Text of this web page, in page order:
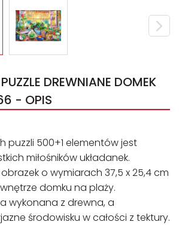
DREWNIANE DOMEK
- OPIS
puzzli 500+1 elementów jest
miłośników układanek.
o wymiarach 37,5 x 25,4 cm
domku na plaży.
wykonana z drewna, a
środowisku w całości z tektury.